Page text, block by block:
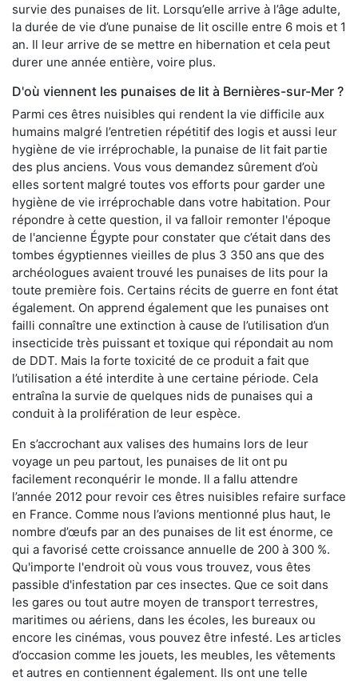
survie des punaises de lit. Lorsqu’elle arrive à l’âge adulte,
la durée de vie d’une punaise de lit oscille entre 6 mois et 1
an. Il leur arrive de se mettre en hibernation et cela peut
durer une année entière, voire plus.
D'où viennent les punaises de lit à Bernières-sur-Mer ?
Parmi ces êtres nuisibles qui rendent la vie difficile aux
humains malgré l’entretien répétitif des logis et aussi leur
hygiène de vie irréprochable, la punaise de lit fait partie
des plus anciens. Vous vous demandez sûrement d’où
elles sortent malgré toutes vos efforts pour garder une
hygiène de vie irréprochable dans votre habitation. Pour
répondre à cette question, il va falloir remonter l'époque
de l'ancienne Égypte pour constater que c’était dans des
tombes égyptiennes vieilles de plus 3 350 ans que des
archéologues avaient trouvé les punaises de lits pour la
toute première fois. Certains récits de guerre en font état
également. On apprend également que les punaises ont
failli connaître une extinction à cause de l’utilisation d’un
insecticide très puissant et toxique qui répondait au nom
de DDT. Mais la forte toxicité de ce produit a fait que
l’utilisation a été interdite à une certaine période. Cela
entraîna la survie de quelques nids de punaises qui a
conduit à la prolifération de leur espèce.
En s’accrochant aux valises des humains lors de leur
voyage un peu partout, les punaises de lit ont pu
facilement reconquérir le monde. Il a fallu attendre
l’année 2012 pour revoir ces êtres nuisibles refaire surface
en France. Comme nous l’avions mentionné plus haut, le
nombre d’œufs par an des punaises de lit est énorme, ce
qui a favorisé cette croissance annuelle de 200 à 300 %.
Qu'importe l'endroit où vous vous trouvez, vous êtes
passible d'infestation par ces insectes. Que ce soit dans
les gares ou tout autre moyen de transport terrestres,
maritimes ou aériens, dans les écoles, les bureaux ou
encore les cinémas, vous pouvez être infesté. Les articles
d’occasion comme les jouets, les meubles, les vêtements
et autres en contiennent également. Ils ont une telle